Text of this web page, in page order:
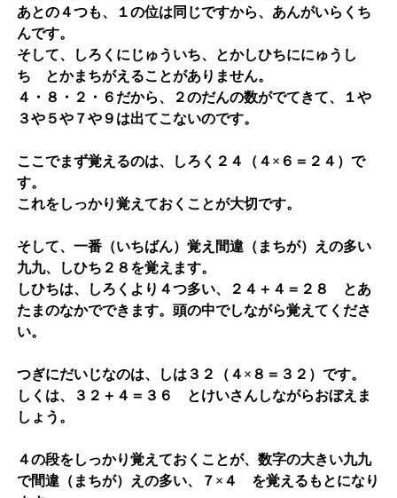
あとの４つも、１の位は同じですから、あんがいらくち
んです。
そして、しろくにじゅういち、とかしひちににゅうし
ち とかまちがえることがありません。
４・８・２・６だから、２のだんの数がでてきて、１や
３や５や７や９は出てこないのです。
ここでまず覚えるのは、 しろく２４（４×６＝２４） で
す。
これをしっかり覚えておくことが大切です。
そして、一番（いちばん）覚え間違（まちが）えの多い
九九、
しひち２８ を覚えます。
しひちは、しろくより４つ多い、２４＋４＝２８ とあ
たまのなかでできます。頭の中でしながら覚えてくださ
い。
つぎにだいじなのは、 しは３２（４×８＝３２） です。
しくは、３２＋４＝３６ とけいさんしながらおぼえま
しょう。
４の段をしっかり覚えておくことが、数字の大きい九九
で間違（まちが）えの多い、７×４ を覚えるもとになり